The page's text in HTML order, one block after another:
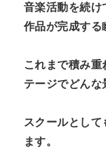
音楽活動を続け
作品が完成する
これまで積み
テージでどんな
スクールとし
ます。